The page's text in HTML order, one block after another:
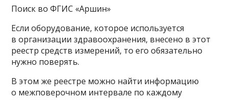
Поиск во ФГИС «Аршин»
Если оборудование, которое используется
в организации здравоохранения, внесено в этот
реестр средств измерений, то его обязательно
нужно поверять.
В этом же реестре можно найти информацию
о межповерочном интервале по каждому